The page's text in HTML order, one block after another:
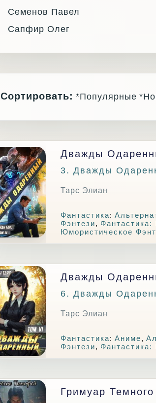
Семенов Павел
Сапфир Олег
Сортировать: *Популярные
Дважды
3. Дважды
Тарс Элиан
Фантастика:
Фэнтези, Фантастика:
Юмористическое
Дважды
6. Дважды
Тарс Элиан
Фантастика: Аниме,
Фэнтези, Фантастика:
Гримуар